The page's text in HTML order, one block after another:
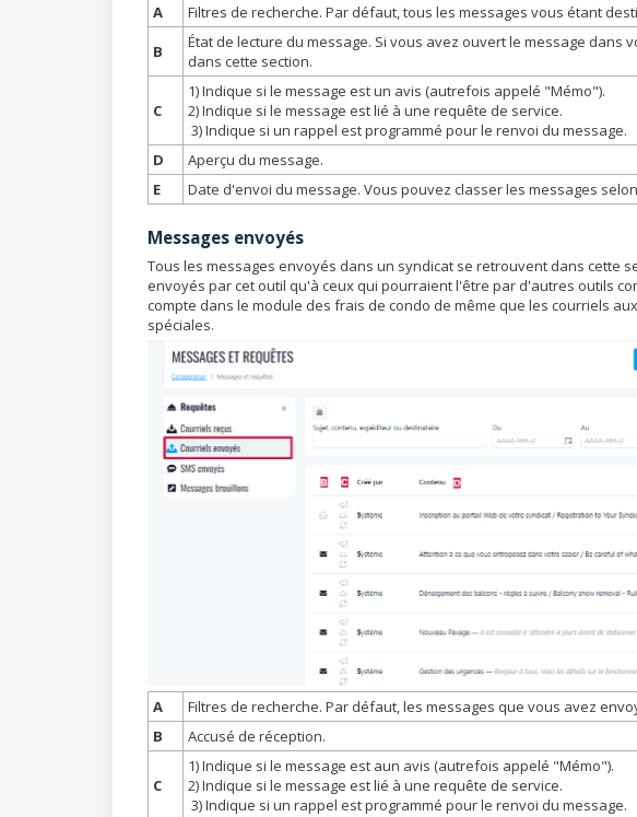
A
Filtres de recherche. Par défaut, tous les messages vous étant
B
État de lecture du message. Si vous avez ouvert le message dans
dans cette section.
C
1) Indique si le message est un avis (autrefois appelé "Mémo").
2) Indique si le message est lié à une requête de service.
3) Indique si un rappel est programmé pour le renvoi du message.
D
Aperçu du message.
E
Date d'envoi du message. Vous pouvez classer les messages
Messages envoyés
Tous les messages envoyés dans un syndicat se retrouvent dans cette
envoyés par cet outil qu'à ceux qui pourraient l'être par d'autres outils
compte dans le module des frais de condo de même que les courriels
spéciales.
A
Filtres de recherche. Par défaut, les messages que vous avez
B
Accusé de réception.
C
1) Indique si le message est aun avis (autrefois appelé "Mémo").
2) Indique si le message est lié à une requête de service.
3) Indique si un rappel est programmé pour le renvoi du message.